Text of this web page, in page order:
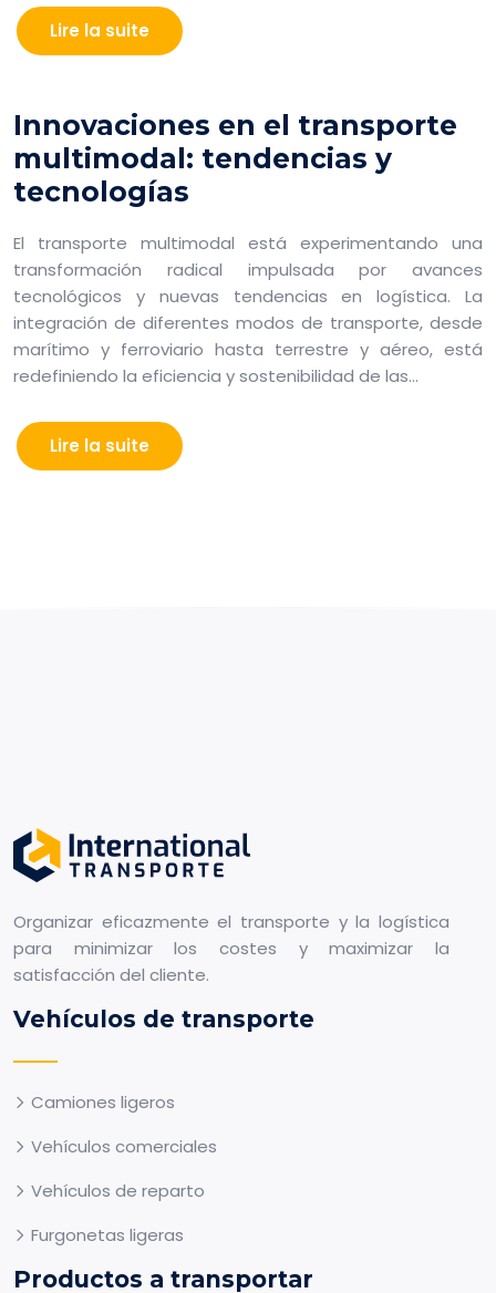
Lire la suite
Innovaciones en el transporte
multimodal: tendencias y
tecnologías
El transporte multimodal está experimentando una
transformación radical impulsada por avances
tecnológicos y nuevas tendencias en logística. La
integración de diferentes modos de transporte, desde
marítimo y ferroviario hasta terrestre y aéreo, está
redefiniendo la eficiencia y sostenibilidad de las…
Lire la suite
Organizar eficazmente el transporte y la logística
para minimizar los costes y maximizar la
satisfacción del cliente.
Vehículos de transporte
Camiones ligeros
Vehículos comerciales
Vehículos de reparto
Furgonetas ligeras
Productos a transportar